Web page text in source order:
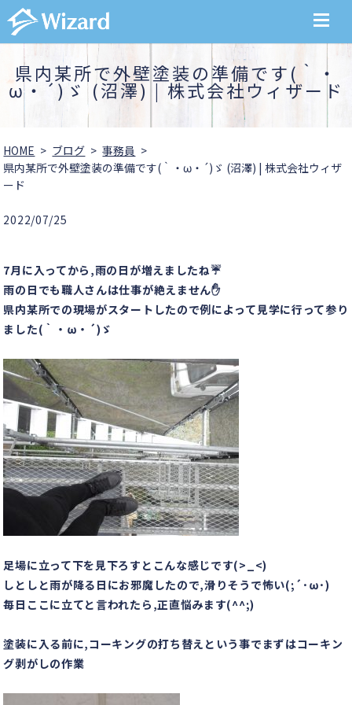
MENU
県内某所で外壁塗装の準備です(｀・
ω・´)ゞ (沼澤) | 株式会社ウィザード
HOME ブログ
事務員
県内某所で外壁塗装の準備です(｀・ω・´)ゞ (沼澤) | 株式会社ウィザ
ード
2022/07/25
7月に入ってから,雨の日が増えましたね☔
雨の日でも職人さんは仕事が絶えません✋
県内某所での現場がスタートしたので例によって見学に行って参り
ました(｀・ω・´)ゞ
足場に立って下を見下ろすとこんな感じです(>_<)
しとしと雨が降る日にお邪魔したので,滑りそうで怖い(;´･ω･)
毎日ここに立てと言われたら,正直悩みます(^^;)
塗装に入る前に,コーキングの打ち替えという事でまずはコーキン
グ剥がしの作業